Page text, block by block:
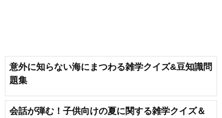
意外に知らない海にまつわる雑学クイズ&豆知識問
題集
会話が弾む！子供向けの夏に関する雑学クイズ＆